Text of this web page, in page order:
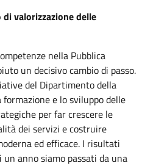
valorizzazione delle
nella Pubblica
un decisivo cambio di passo.
del Dipartimento della
e lo sviluppo delle
per far crescere le
dei servizi e costruire
ed efficace. I risultati
anno siamo passati da una